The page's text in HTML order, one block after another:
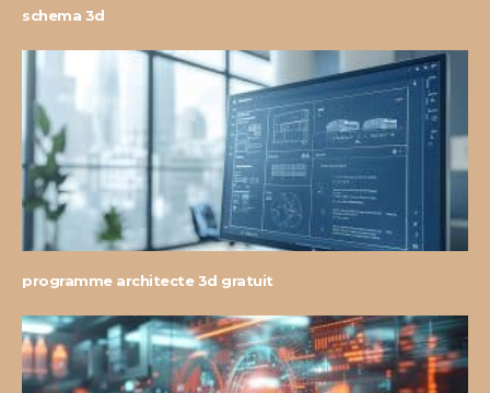
schema 3d
programme architecte 3d gratuit